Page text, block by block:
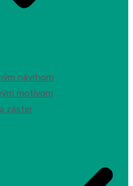
návrhom
motívom
záster